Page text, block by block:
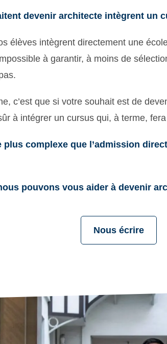
devenir architecte intègrent un
élèves intègrent directement une
à garantir, à moins de
c’est que si votre souhait est de
à intégrer un cursus qui, à terme,
plus complexe que l’admission
pouvons vous aider à devenir
Nous écrire